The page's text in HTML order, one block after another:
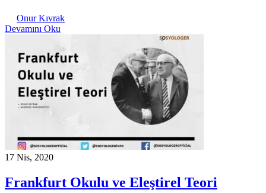
Onur Kıvrak
Devamını Oku
17 Nis, 2020
Frankfurt Okulu ve Eleştirel Teori